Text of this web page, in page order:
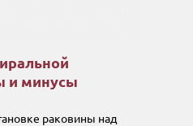
и минусы
раковины над